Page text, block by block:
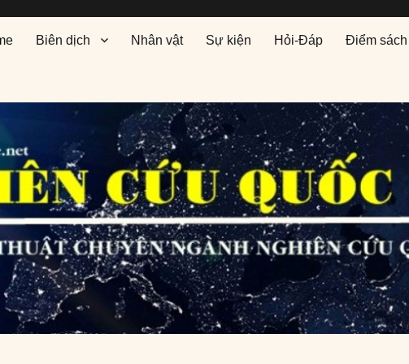
Biên dịch Nhân vật Sự kiện Hỏi-Đáp Điểm sách